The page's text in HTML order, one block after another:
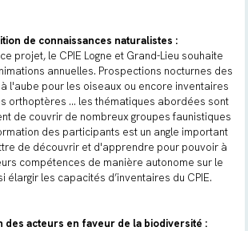
de connaissances naturalistes :
projet, le CPIE Logne et Grand-Lieu souhaite
annuelles. Prospections nocturnes des
l'aube pour les oiseaux ou encore inventaires
orthoptères … les thématiques abordées sont
de couvrir de nombreux groupes faunistiques
des participants est un angle important
de découvrir et d'apprendre pour pouvoir à
compétences de manière autonome sur le
élargir les capacités d’inventaires du CPIE.
des acteurs en faveur de la biodiversité :